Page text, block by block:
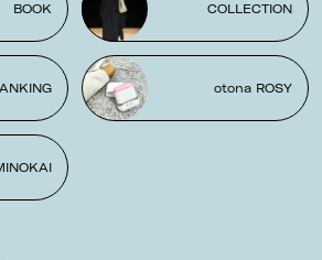
BOOK COLLECTION
otona ROSY